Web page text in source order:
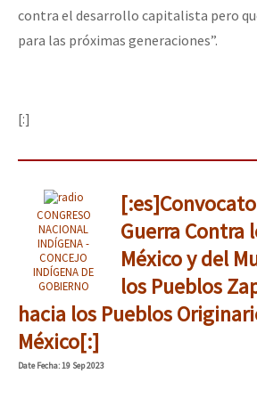
contra el desarrollo capitalista pero
para las próximas generaciones”.
[:]
CONGRESO
NACIONAL
INDÍGENA -
CONCEJO
INDÍGENA DE
GOBIERNO
Guerra Contra
México y del
los Pueblos
hacia los Pueblos
México[:]
DateFecha: 19 Sep 2023